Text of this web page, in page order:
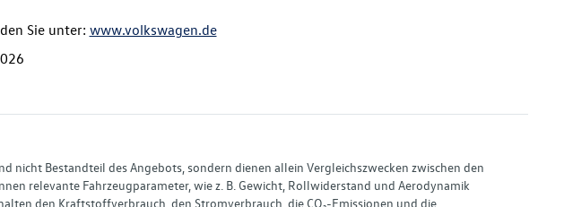
Sie unter: www.volkswagen.de
nicht Bestandteil des Angebots, sondern dienen allein Vergleichszwecken zwischen den
relevante Fahrzeugparameter, wie z. B. Gewicht, Rollwiderstand und Aerodynamik
den Kraftstoffverbrauch, den Stromverbrauch, die CO₂-Emissionen und die